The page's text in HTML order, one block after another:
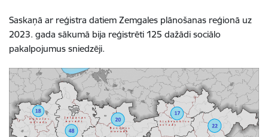
Saskaņā ar reģistra datiem Zemgales plānošanas reģionā uz
2023. gada sākumā bija reģistrēti 125 dažādi sociālo
pakalpojumus sniedzēji.